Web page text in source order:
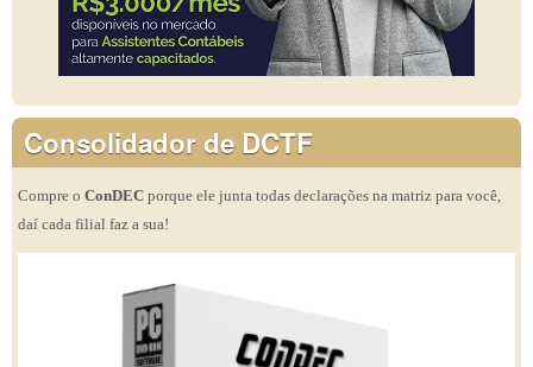
Consolidador de DCTF
Compre o ConDEC porque ele junta todas declarações na matriz para você,
daí cada filial faz a sua!